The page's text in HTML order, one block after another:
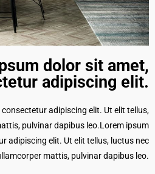
dolor sit amet,
adipiscing elit.​
adipiscing elit. Ut elit tellus,
pulvinar dapibus leo.Lorem ipsum
adipiscing elit. Ut elit tellus, luctus nec
mattis, pulvinar dapibus leo.